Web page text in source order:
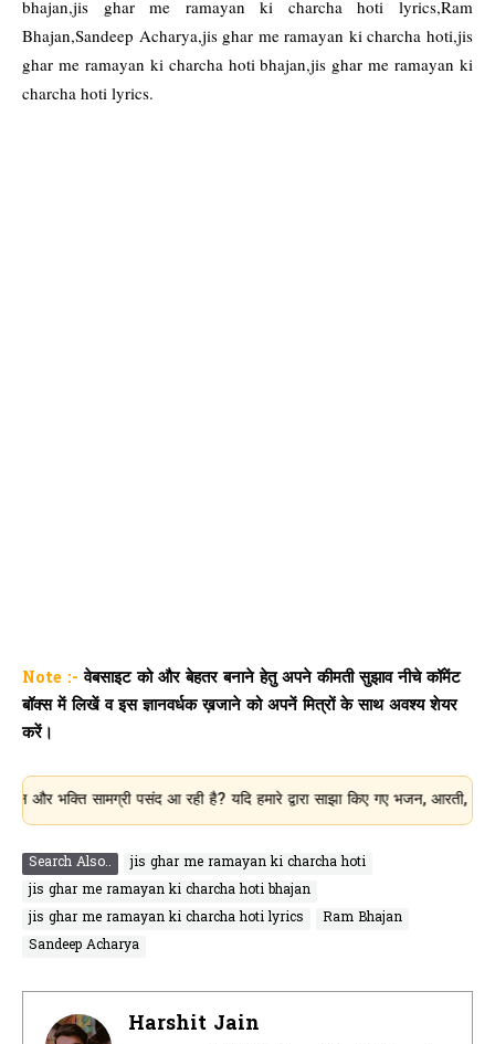
bhajan,jis ghar me ramayan ki charcha hoti lyrics,Ram
Bhajan,Sandeep Acharya,jis ghar me ramayan ki charcha hoti,jis
ghar me ramayan ki charcha hoti bhajan,jis ghar me ramayan ki
charcha hoti lyrics.
Note :- वेबसाइट को और बेहतर बनाने हेतु अपने कीमती सुझाव नीचे कॉमेंट
बॉक्स में लिखें व इस ज्ञानवर्धक ख़जाने को अपनें मित्रों के साथ अवश्य शेयर
करें।
सामग्री पसंद आ रही है? यदि हमारे द्वारा साझा किए गए भजन, आरती,
Search Also..
jis ghar me ramayan ki charcha hoti
jis ghar me ramayan ki charcha hoti bhajan
jis ghar me ramayan ki charcha hoti lyrics
Ram Bhajan
Sandeep Acharya
Harshit Jain